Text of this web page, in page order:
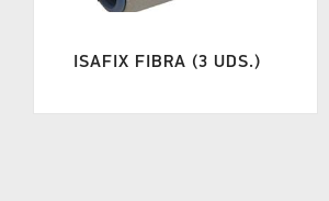
ISAFIX FIBRA (3 UDS.)